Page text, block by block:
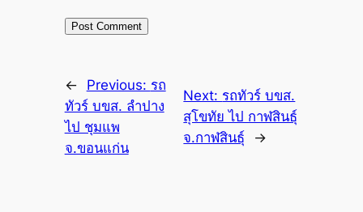
← Previous: รถ
ทัวร์ บขส. ลำปาง
ไป ชุมแพ
จ.ขอนแก่น
Next: รถทัวร์ บขส.
สุโขทัย ไป กาฬสินธุ์
จ.กาฬสินธุ์
→